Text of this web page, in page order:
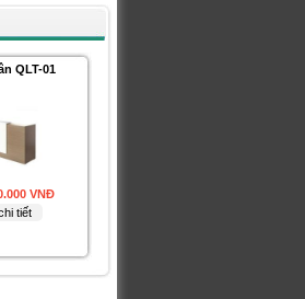
QLT-01
VNĐ
tiết